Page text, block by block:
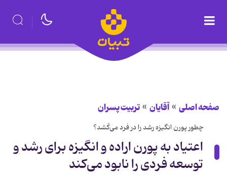
صفحه اصلی آقایان تربیت پسران
چطور پورن انگیزه رشد را در فرد می‌کُشد؟
اعتیاد به پورن اراده و انگیزه برای رشد و
توسعه فردی را نابود می‌کند